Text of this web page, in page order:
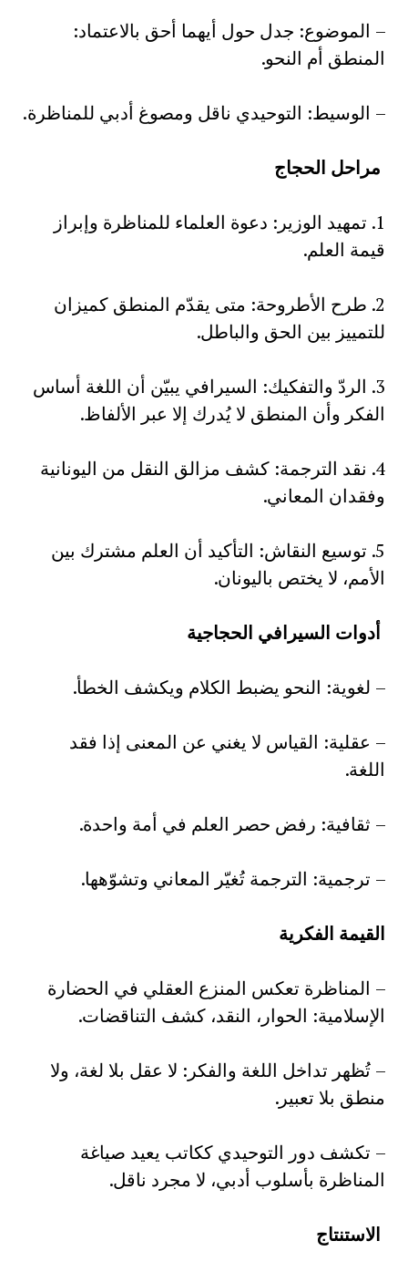
– الموضوع: جدل حول أيهما أحق بالاعتماد:
المنطق أم النحو.
– الوسيط: التوحيدي ناقل ومصوغ أدبي للمناظرة.
مراحل الحجاج
1. تمهيد الوزير: دعوة العلماء للمناظرة وإبراز
قيمة العلم.
2. طرح الأطروحة: متى يقدّم المنطق كميزان
للتمييز بين الحق والباطل.
3. الردّ والتفكيك: السيرافي يبيّن أن اللغة أساس
الفكر وأن المنطق لا يُدرك إلا عبر الألفاظ.
4. نقد الترجمة: كشف مزالق النقل من اليونانية
وفقدان المعاني.
5. توسيع النقاش: التأكيد أن العلم مشترك بين
الأمم، لا يختص باليونان.
أدوات السيرافي الحجاجية
– لغوية: النحو يضبط الكلام ويكشف الخطأ.
– عقلية: القياس لا يغني عن المعنى إذا فقد
اللغة.
– ثقافية: رفض حصر العلم في أمة واحدة.
– ترجمية: الترجمة تُغيّر المعاني وتشوّهها.
القيمة الفكرية
– المناظرة تعكس المنزع العقلي في الحضارة
الإسلامية: الحوار، النقد، كشف التناقضات.
– تُظهر تداخل اللغة والفكر: لا عقل بلا لغة، ولا
منطق بلا تعبير.
– تكشف دور التوحيدي ككاتب يعيد صياغة
المناظرة بأسلوب أدبي، لا مجرد ناقل.
الاستنتاج